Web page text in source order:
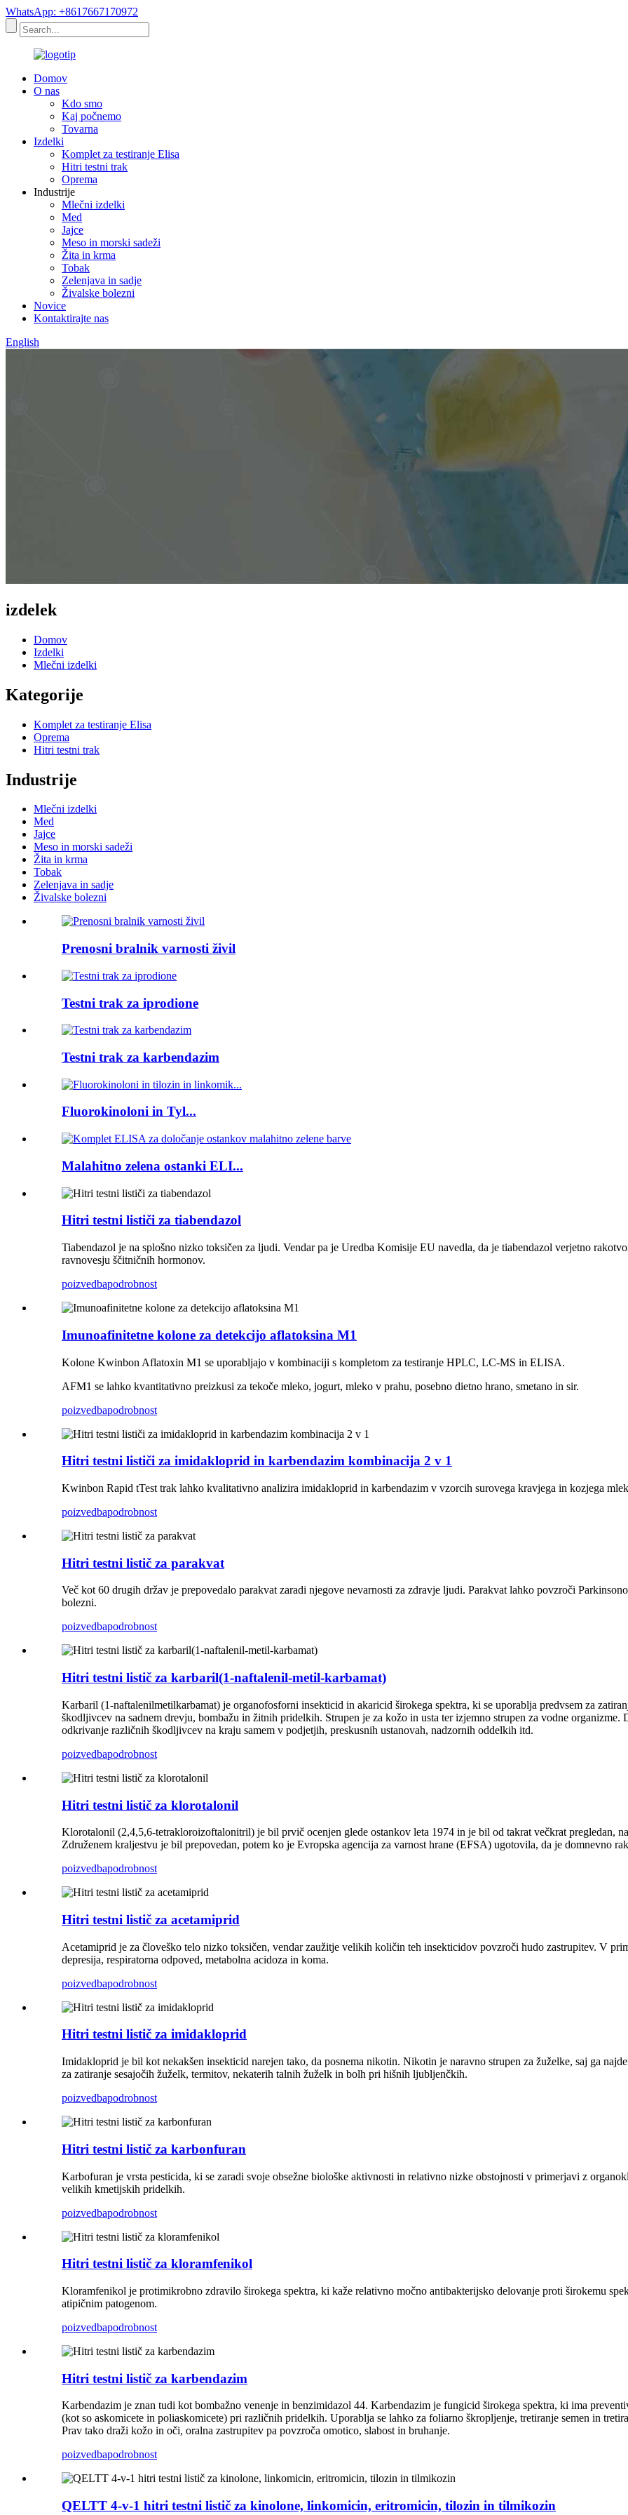
WhatsApp: +8617667170972
Domov
O nas
Kdo smo
Kaj počnemo
Tovarna
Izdelki
Komplet za testiranje Elisa
Hitri testni trak
Oprema
Industrije
Mlečni izdelki
Med
Jajce
Meso in morski sadeži
Žita in krma
Tobak
Zelenjava in sadje
Živalske bolezni
Novice
Kontaktirajte nas
English
izdelek
Domov
Izdelki
Mlečni izdelki
Kategorije
Komplet za testiranje Elisa
Oprema
Hitri testni trak
Industrije
Mlečni izdelki
Med
Jajce
Meso in morski sadeži
Žita in krma
Tobak
Zelenjava in sadje
Živalske bolezni
Prenosni bralnik varnosti živil
Testni trak za iprodione
Testni trak za karbendazim
Fluorokinoloni in Tyl...
Malahitno zelena ostanki ELI...
Hitri testni lističi za tiabendazol
Tiabendazol je na splošno nizko toksičen za ljudi. Vendar pa je Uredba Komisije EU navedla, da je tiabendazol verjetno
ravnovesju ščitničnih hormonov.
poizvedbapodrobnost
Imunoafinitetne kolone za detekcijo aflatoksina M1
Kolone Kwinbon Aflatoxin M1 se uporabljajo v kombinaciji s kompletom za testiranje HPLC, LC-MS in ELISA.
AFM1 se lahko kvantitativno preizkusi za tekoče mleko, jogurt, mleko v prahu, posebno dietno hrano, smetano in sir.
poizvedbapodrobnost
Hitri testni lističi za imidakloprid in karbendazim kombinacija 2 v 1
Kwinbon Rapid tTest trak lahko kvalitativno analizira imidakloprid in karbendazim v vzorcih surovega kravjega in kozjega
poizvedbapodrobnost
Hitri testni listič za parakvat
Več kot 60 drugih držav je prepovedalo parakvat zaradi njegove nevarnosti za zdravje ljudi. Parakvat lahko povzroči
bolezni.
poizvedbapodrobnost
Hitri testni listič za karbaril(1-naftalenil-metil-karbamat)
Karbaril (1-naftalenilmetilkarbamat) je organofosforni insekticid in akaricid širokega spektra, ki se uporablja predvsem za
škodljivcev na sadnem drevju, bombažu in žitnih pridelkih. Strupen je za kožo in usta ter izjemno strupen za vodne
odkrivanje različnih škodljivcev na kraju samem v podjetjih, preskusnih ustanovah, nadzornih oddelkih itd.
poizvedbapodrobnost
Hitri testni listič za klorotalonil
Klorotalonil (2,4,5,6-tetrakloroizoftalonitril) je bil prvič ocenjen glede ostankov leta 1974 in je bil od takrat večkrat pregledan,
Združenem kraljestvu je bil prepovedan, potem ko je Evropska agencija za varnost hrane (EFSA) ugotovila, da je domnevno
poizvedbapodrobnost
Hitri testni listič za acetamiprid
Acetamiprid je za človeško telo nizko toksičen, vendar zaužitje velikih količin teh insekticidov povzroči hudo zastrupitev. V
depresija, respiratorna odpoved, metabolna acidoza in koma.
poizvedbapodrobnost
Hitri testni listič za imidakloprid
Imidakloprid je bil kot nekakšen insekticid narejen tako, da posnema nikotin. Nikotin je naravno strupen za žuželke, saj ga
za zatiranje sesajočih žuželk, termitov, nekaterih talnih žuželk in bolh pri hišnih ljubljenčkih.
poizvedbapodrobnost
Hitri testni listič za karbonfuran
Karbofuran je vrsta pesticida, ki se zaradi svoje obsežne biološke aktivnosti in relativno nizke obstojnosti v primerjavi z
velikih kmetijskih pridelkih.
poizvedbapodrobnost
Hitri testni listič za kloramfenikol
Kloramfenikol je protimikrobno zdravilo širokega spektra, ki kaže relativno močno antibakterijsko delovanje proti širokemu
atipičnim patogenom.
poizvedbapodrobnost
Hitri testni listič za karbendazim
Karbendazim je znan tudi kot bombažno venenje in benzimidazol 44. Karbendazim je fungicid širokega spektra, ki ima
(kot so askomicete in poliaskomicete) pri različnih pridelkih. Uporablja se lahko za foliarno škropljenje, tretiranje semen in
Prav tako draži kožo in oči, oralna zastrupitev pa povzroča omotico, slabost in bruhanje.
poizvedbapodrobnost
QELTT 4-v-1 hitri testni listič za kinolone, linkomicin, eritromicin, tilozin in tilmikozin